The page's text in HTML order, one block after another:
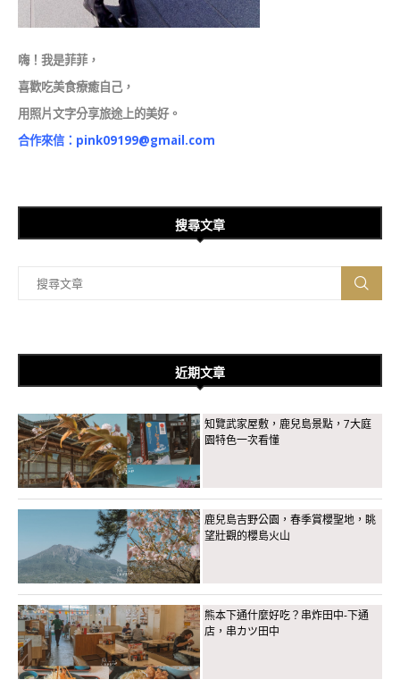
嗨！我是菲菲，
喜歡吃美食療癒自己，
用照片文字分享旅途上的美好。
合作來信： pink09199@gmail.com
搜尋文章
近期文章
知覽武家屋敷，鹿兒島景點，7大庭
園特色一次看懂
鹿兒島吉野公園，春季賞櫻聖地，眺
望壯觀的櫻島火山
熊本下通什麼好吃？串炸田中-下通
店，串カツ田中